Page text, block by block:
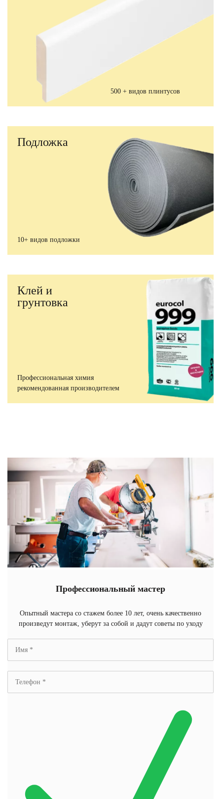
500 + видов плинтусов
Подложка
10+ видов подложки
Клей и
грунтовка
Профессиональная химия
рекомендованная производителем
Профессиональный мастер
Опытный мастера со стажем более 10 лет, очень качественно
произведут монтаж, уберут за собой и дадут советы по уходу